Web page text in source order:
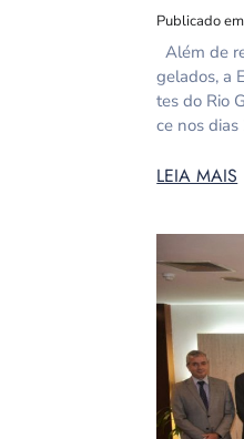
Publicado
Além de
gelados, a
tes do Rio
ce nos
LEIA MAIS